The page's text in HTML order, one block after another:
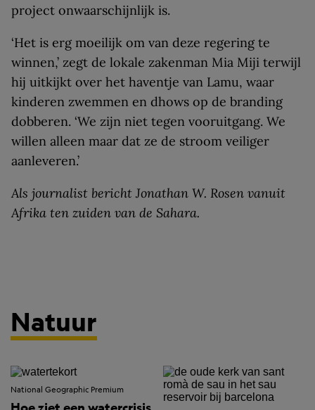
project onwaarschijnlijk is.
‘Het is erg moeilijk om van deze regering te
winnen,’ zegt de lokale zakenman Mia Miji terwijl
hij uitkijkt over het haventje van Lamu, waar
kinderen zwemmen en dhows op de branding
dobberen. ‘We zijn niet tegen vooruitgang. We
willen alleen maar dat ze de stroom veiliger
aanleveren.’
Als journalist bericht Jonathan W. Rosen vanuit
Afrika ten zuiden van de Sahara.
Natuur
National Geographic Premium